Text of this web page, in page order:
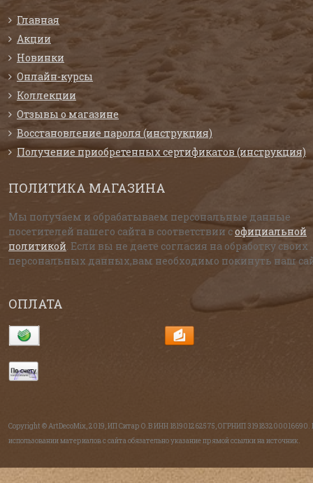
Главная
Акции
Новинки
Онлайн-курсы
Коллекции
Отзывы о магазине
Восстановление пароля (инструкция)
Получение приобретенных сертификатов (инструкция)
ПОЛИТИКА МАГАЗИНА
Мы получаем и обрабатываем персональные данные
посетителей нашего сайта в соответствии софициальной
политикой . Если вы не даете согласия на обработку своих
персональных данных,вам необходимо покинуть наш
ОПЛАТА
Copyright © ArtDecoMix, 2019, ИП Ситар О.В ИНН 181901262575, ОГРНИП 319183200016690.
использовании материалов с сайта обязательно указание прямой ссылки на источник.